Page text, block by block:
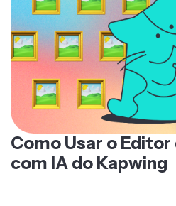
Como Usar o
com IA do Kapwing